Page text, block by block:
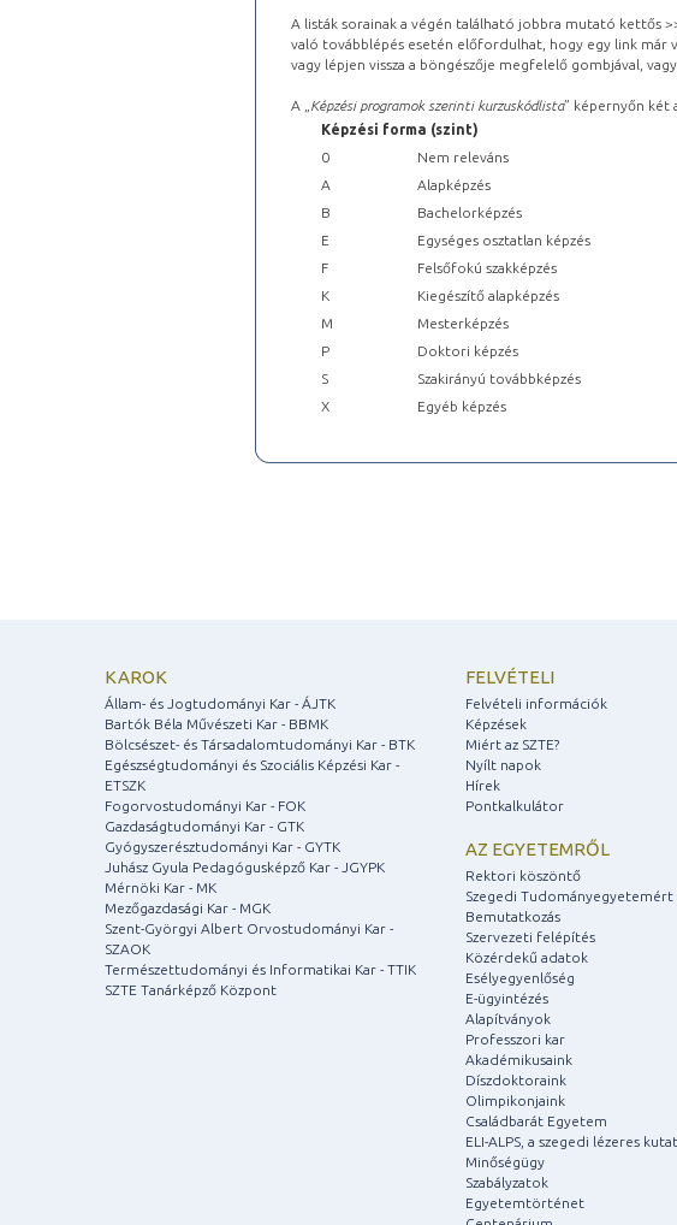
A listák sorainak a végén található jobbra mutató kettős
való továbblépés esetén előfordulhat, hogy egy link már
vagy lépjen vissza a böngészője megfelelő gombjával,
A „ Képzési programok szerinti kurzuskódlista” képernyőn két
Képzési forma (szint)
0
Nem releváns
A
Alapképzés
B
Bachelorképzés
E
Egységes osztatlan képzés
F
Felsőfokú szakképzés
K
Kiegészítő alapképzés
M
Mesterképzés
P
Doktori képzés
S
Szakirányú továbbképzés
X
Egyéb képzés
KAROK
Állam- és Jogtudományi Kar - ÁJTK
Bartók Béla Művészeti Kar - BBMK
Bölcsészet- és Társadalomtudományi Kar - BTK
Egészségtudományi és Szociális Képzési Kar -
ETSZK
Fogorvostudományi Kar - FOK
Gazdaságtudományi Kar - GTK
Gyógyszerésztudományi Kar - GYTK
Juhász Gyula Pedagógusképző Kar - JGYPK
Mérnöki Kar - MK
Mezőgazdasági Kar - MGK
Szent-Györgyi Albert Orvostudományi Kar -
SZAOK
Természettudományi és Informatikai Kar - TTIK
SZTE Tanárképző Központ
FELVÉTELI
Felvételi információk
Képzések
Miért az SZTE?
Nyílt napok
Hírek
Pontkalkulátor
AZ EGYETEMRŐL
Rektori köszöntő
Szegedi Tudományegyetemért
Bemutatkozás
Szervezeti felépítés
Közérdekű adatok
Esélyegyenlőség
E-ügyintézés
Alapítványok
Professzori kar
Akadémikusaink
Díszdoktoraink
Olimpikonjaink
Családbarát Egyetem
ELI-ALPS, a szegedi lézeres
Minőségügy
Szabályzatok
Egyetemtörténet